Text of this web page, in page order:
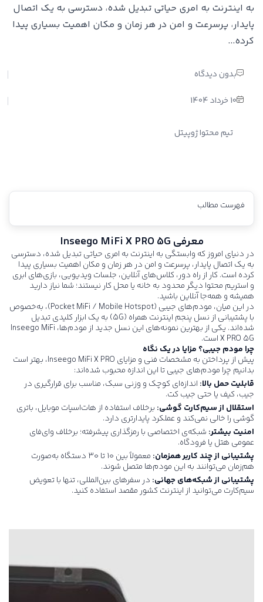
به اینترنت به امری حیاتی تبدیل شده، دسترسی به یک اتصال
پایدار، پرسرعت و امن در هر زمان و مکان اهمیت بسیاری پیدا
کرده...
بدون دیدگاه
10 خرداد 1404
تیم محتوا ژوپیتل
فهرست مطالب
معرفی Inseego MiFi X PRO 5G
در دنیای امروز که وابستگی به اینترنت به امری حیاتی تبدیل شده، دسترسی
به یک اتصال پایدار، پرسرعت و امن در هر زمان و مکان اهمیت بسیاری پیدا
کرده است. کار از راه دور، کلاس‌های آنلاین، جلسات ویدیویی، بازی‌های ابری
و استریم محتوا دیگر محدود به خانه یا محل کار نیستند؛ شما نیاز دارید
همیشه و همه‌جا آنلاین باشید.
در این میان، مودم‌های جیبی (Pocket MiFi / Mobile Hotspot)، به‌خصوص
با پشتیبانی از نسل پنجم اینترنت همراه (5G) به یک ابزار کلیدی تبدیل
شده‌اند. یکی از بهترین نمونه‌های این نسل جدید از مودم‌ها،
Inseego MiFi
X PRO 5G است.
چرا مودم جیبی؟ مزایا در یک نگاه
پیش از پرداختن به مشخصات فنی و مزایای Inseego MiFi X PRO، بهتر است
بدانیم چرا مودم‌های جیبی تا این اندازه محبوب شده‌اند:
قابلیت حمل بالا: اندازه‌ای کوچک و وزنی سبک، مناسب برای قرارگیری در
جیب، کیف یا حتی جیب کت.
استقلال از سیم‌کارت گوشی: برخلاف استفاده از هات‌اسپات موبایل، باتری
گوشی را خالی نمی‌کند و عملکرد پایدارتری دارد.
امنیت بیشتر: شبکه‌ی اختصاصی با رمزگذاری پیشرفته؛ برخلاف وای‌فای
عمومی هتل یا فرودگاه.
پشتیبانی از چند کاربر همزمان:
معمولاً بین ۱۰ تا ۳۰ دستگاه به‌صورت
هم‌زمان می‌توانند به این مودم‌ها متصل شوند.
پشتیبانی از شبکه‌های جهانی: در سفرهای بین‌المللی، تنها با تعویض
سیم‌کارت می‌توانید از اینترنت کشور مقصد استفاده کنید.